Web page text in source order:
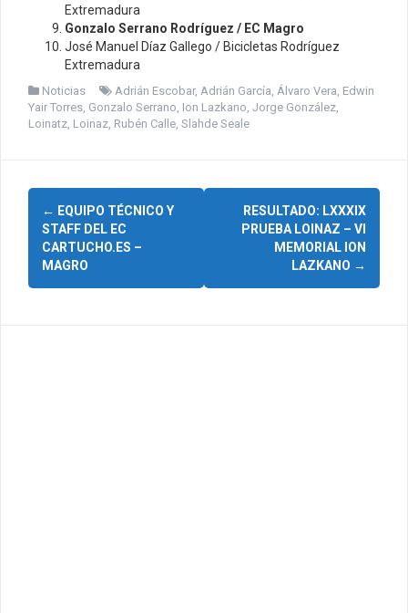
Extremadura
Gonzalo Serrano Rodríguez / EC Magro
José Manuel Díaz Gallego / Bicicletas Rodríguez
Extremadura
Noticias Adrián Escobar, Adrián García Álvaro Vera Edwin
Yair Torres Gonzalo Serrano Ion Lazkano Jorge González
Loinatz Loinaz Rubén Calle Slahde Seale
N
v
← EQUIPO TÉCNICO Y
STAFF DEL EC
CARTUCHO.ES –
MAGRO
RESULTADO: LXXXIX
PRUEBA LOINAZ – VI
MEMORIAL ION
LAZKANO →